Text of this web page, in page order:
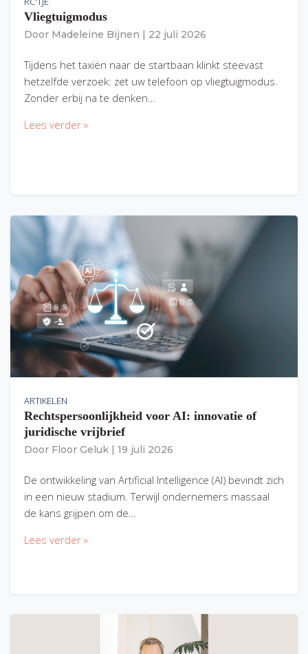
Vliegtuigmodus
Door Madeleine Bijnen 22 juli 2026
Tijdens het taxiën naar de startbaan klinkt steevast
hetzelfde verzoek: zet uw telefoon op vliegtuigmodus.
Zonder erbij na te denken…
Lees verder »
ARTIKELEN
Rechtspersoonlijkheid voor AI: innovatie of
juridische vrijbrief
Door Floor Geluk 19 juli 2026
De ontwikkeling van Artificial Intelligence (AI) bevindt zich
in een nieuw stadium. Terwijl ondernemers massaal
de kans grijpen om de…
Lees verder »